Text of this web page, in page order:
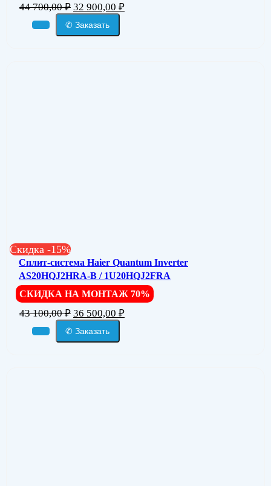
44 700,00₽ 32 900,00 ₽
✆ Заказать
Скидка -15%
Сплит-система Haier Quantum Inverter
AS20HQJ2HRA-B / 1U20HQJ2FRA
СКИДКА НА МОНТАЖ 70%
43 100,00₽ 36 500,00 ₽
✆ Заказать